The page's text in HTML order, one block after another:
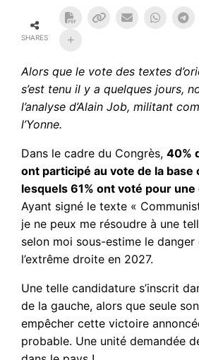
SHARES
Alors que le vote des textes
s’est tenu il y a quelques jours,
l’analyse d’Alain Job, militant
l’Yonne.
Dans le cadre du Congrès,40%
ont participé au vote de la base
lesquels 61% ont voté pour une
Ayant signé le texte «
je ne peux me résoudre à une
selon moi sous-estime le danger
l’extrême droite en 2027.
Une telle candidature s’inscrit
de la gauche, alors que seule
empêcher cette victoire
probable. Une unité demandée